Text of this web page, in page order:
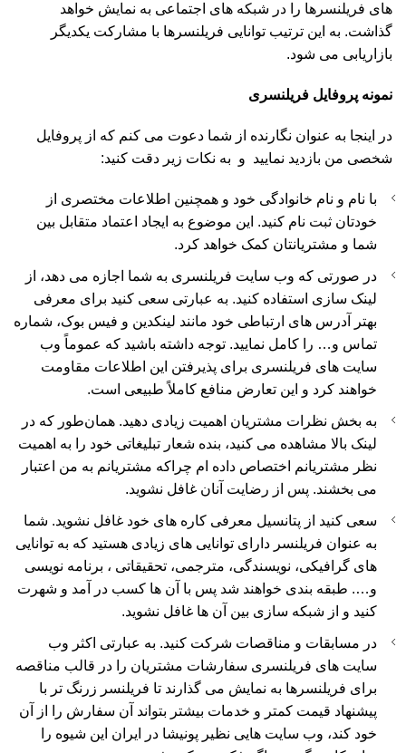
های فریلنسرها را در شبکه های اجتماعی به نمایش خواهد
گذاشت. به این ترتیب توانایی فریلنسرها با مشارکت یکدیگر
بازاریابی می شود.
نمونه پروفایل فریلنسری
در اینجا به عنوان نگارنده از شما دعوت می کنم که از پروفایل
شخصی من بازدید نمایید و به نکات زیر دقت کنید:
با نام و نام خانوادگی خود و همچنین اطلاعات مختصری از
خودتان ثبت نام کنید. این موضوع به ایجاد اعتماد متقابل بین
شما و مشتریانتان کمک خواهد کرد.
در صورتی که وب سایت فریلنسری به شما اجازه می دهد، از
لینک سازی استفاده کنید. به عبارتی سعی کنید برای معرفی
بهتر آدرس های ارتباطی خود مانند لینکدین و فیس بوک، شماره
تماس و… را کامل نمایید. توجه داشته باشید که عموماً وب
سایت های فریلنسری برای پذیرفتن این اطلاعات مقاومت
خواهند کرد و این تعارض منافع کاملاً طبیعی است.
به بخش نظرات مشتریان اهمیت زیادی دهید. همان‌طور که در
لینک بالا مشاهده می کنید، بنده شعار تبلیغاتی خود را به اهمیت
نظر مشتریانم اختصاص داده ام چراکه مشتریانم به من اعتبار
می بخشند. پس از رضایت آنان غافل نشوید.
سعی کنید از پتانسیل معرفی کاره های خود غافل نشوید. شما
به عنوان فریلنسر دارای توانایی های زیادی هستید که به توانایی
های گرافیکی، نویسندگی، مترجمی، تحقیقاتی ، برنامه نویسی
و…. طبقه بندی خواهند شد پس با آن ها کسب در آمد و شهرت
کنید و از شبکه سازی بین آن ها غافل نشوید.
در مسابقات و مناقصات شرکت کنید. به عبارتی اکثر وب
سایت های فریلنسری سفارشات مشتریان را در قالب مناقصه
برای فریلنسرها به نمایش می گذارند تا فریلنسر زرنگ تر با
پیشنهاد قیمت کمتر و خدمات بیشتر بتواند آن سفارش را از آن
خود کند، وب سایت هایی نظیر پونیشا در ایران این شیوه را